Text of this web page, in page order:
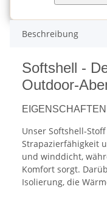
Beschreibung
Softshell -
Outdoor-
Unser Softshell-
Strapazierfähigkeit
und winddicht,
Komfort sorgt.
Isolierung, die